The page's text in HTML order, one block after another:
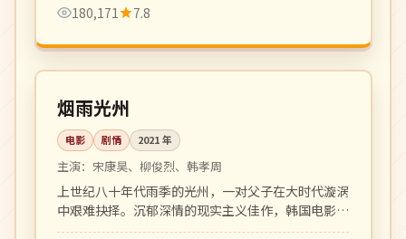
180,171
7.8
韩国
高分 142 分钟
烟雨光州
电影 剧情 2021年
主演： 宋康昊、柳俊烈、韩孝周
上世纪八十年代雨季的光州，一对父子在大时代漩涡
中艰难抉择。沉郁深情的现实主义佳作，韩国电影社
会派代表作之一。